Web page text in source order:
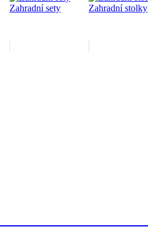
Zahradní sety Zahradní stolky